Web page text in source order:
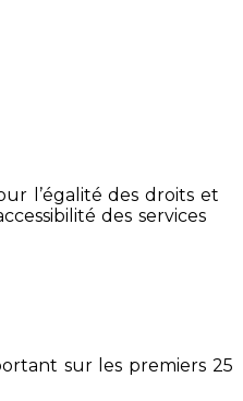
l’égalité des droits et
des services
sur les premiers 25